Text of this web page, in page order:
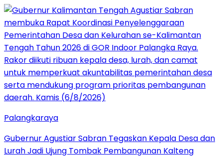
Palangkaraya
Gubernur Agustiar Sabran Tegaskan Kepala Desa dan
Lurah Jadi Ujung Tombak Pembangunan Kalteng